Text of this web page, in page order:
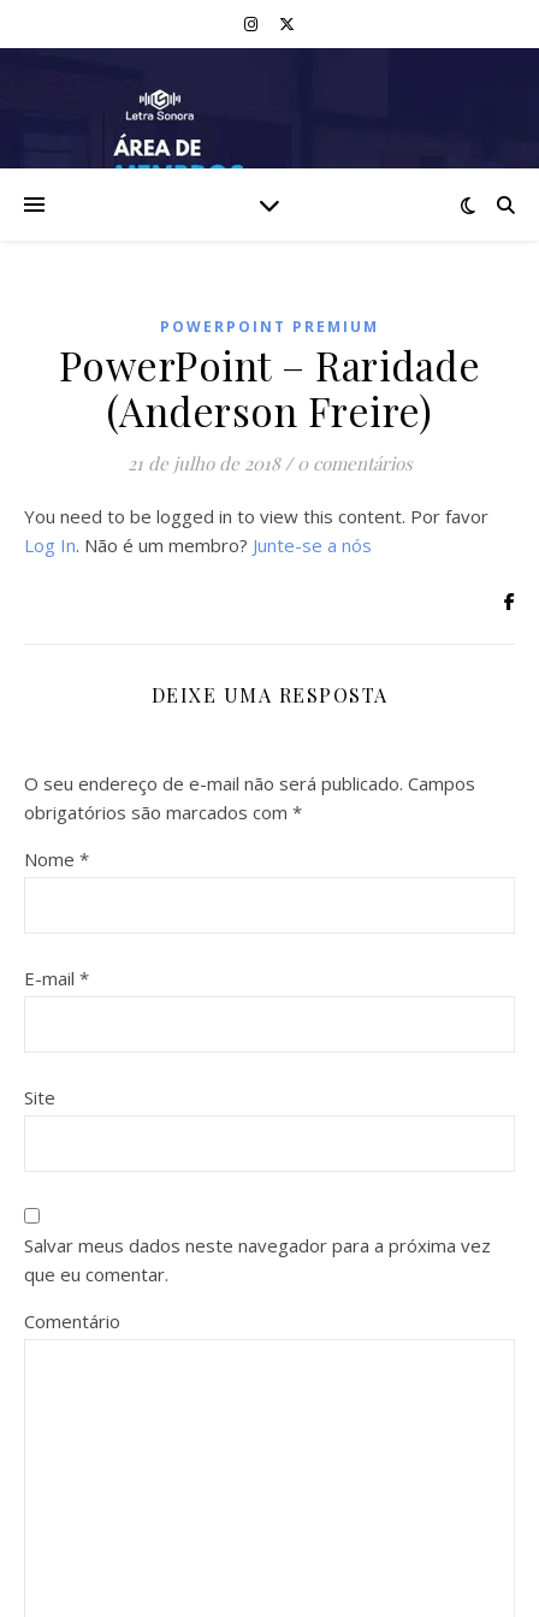
POWERPOINT PREMIUM
PowerPoint – Raridade
(Anderson Freire)
21 de julho de 2018 / 0 comentários
You need to be logged in to view this content. Por favor
Log In. Não é um membro? Junte-se a nós
DEIXE UMA RESPOSTA
O seu endereço de e-mail não será publicado. Campos
obrigatórios são marcados com *
Nome *
E-mail *
Site
Salvar meus dados neste navegador para a próxima vez
que eu comentar.
Comentário